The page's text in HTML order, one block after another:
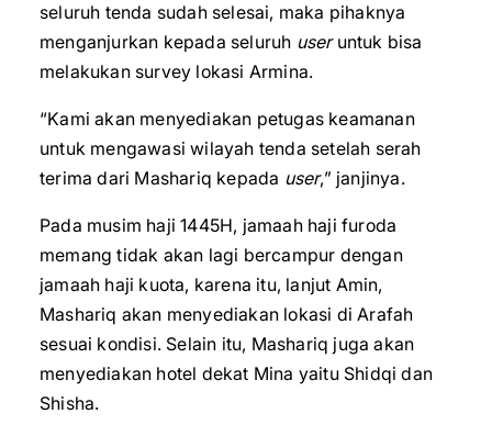
seluruh tenda sudah selesai, maka pihaknya
menganjurkan kepada seluruh useruntuk bisa
melakukan survey lokasi Armina.
“Kami akan menyediakan petugas keamanan
untuk mengawasi wilayah tenda setelah serah
terima dari Mashariq kepada user,” janjinya.
Pada musim haji 1445H, jamaah haji furoda
memang tidak akan lagi bercampur dengan
jamaah haji kuota, karena itu, lanjut Amin,
Mashariq akan menyediakan lokasi di Arafah
sesuai kondisi. Selain itu, Mashariq juga akan
menyediakan hotel dekat Mina yaitu Shidqi dan
Shisha.